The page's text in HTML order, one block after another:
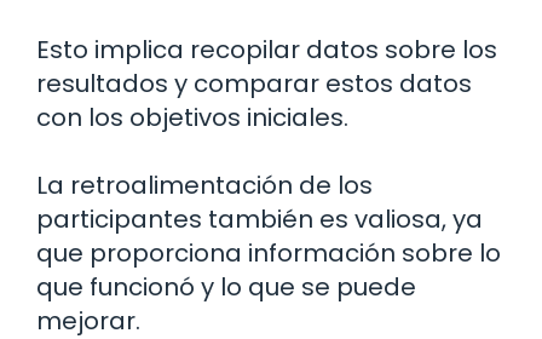
Esto implica recopilar datos sobre los
resultados y comparar estos datos
con los objetivos iniciales.
La retroalimentación de los
participantes también es valiosa, ya
que proporciona información sobre lo
que funcionó y lo que se puede
mejorar.